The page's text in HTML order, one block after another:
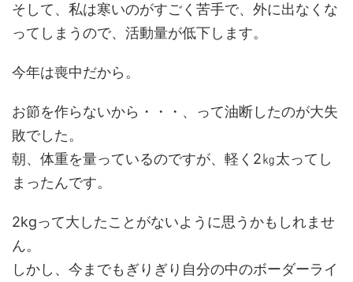
そして、私は寒いのがすごく苦手で、外に出なくな
ってしまうので、活動量が低下します。
今年は喪中だから。
お節を作らないから・・・、って油断したのが大失
敗でした。
朝、体重を量っているのですが、軽く2㎏太ってし
まったんです。
2kgって大したことがないように思うかもしれませ
ん。
しかし、今までもぎりぎり自分の中のボーダーライ